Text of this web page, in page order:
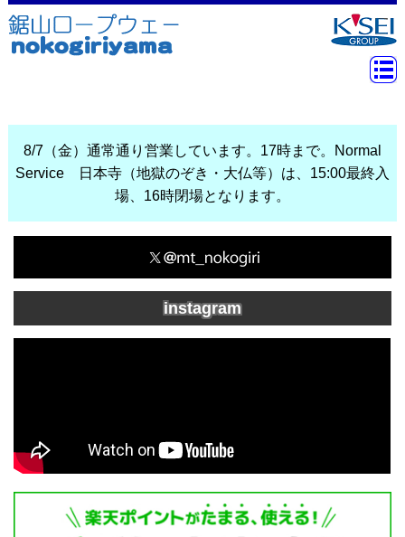
8/7（金）通常通り営業しています。17時まで。Normal
Service 日本寺（地獄のぞき・大仏等）は、15:00最終入
場、16時閉場となります。
instagram